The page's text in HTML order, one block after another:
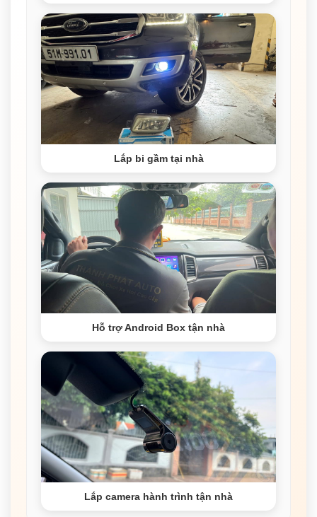
Lắp bi gầm tại nhà
Hỗ trợ Android Box tận nhà
Lắp camera hành trình tận nhà